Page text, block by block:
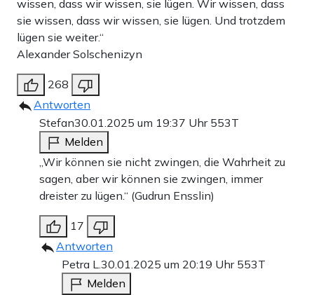
wissen, dass wir wissen, sie lügen. Wir wissen, dass
sie wissen, dass wir wissen, sie lügen. Und trotzdem
lügen sie weiter.“
Alexander Solschenizyn
268
Antworten
Stefan30.01.2025 um 19:37 Uhr 553T
Melden
„Wir können sie nicht zwingen, die Wahrheit zu
sagen, aber wir können sie zwingen, immer
dreister zu lügen.“ (Gudrun Ensslin)
17
Antworten
Petra L. 30.01.2025 um 20:19 Uhr 553T
Melden